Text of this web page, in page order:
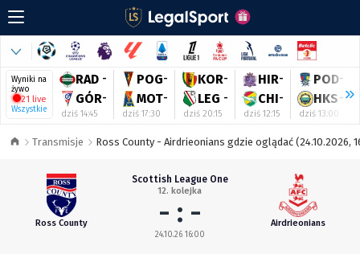
Wyniki na
żywo
21 live
Wszystkie
RAD -
GÓR-
dziś 14:45
POG-
MOT-
dziś 17:30
KOR-
LEG -
dziś 20:15
HIR-
CHI-
dziś 12:15
POD-
HKS-
dziś 13:00
Transmisje Ross County - Airdrieonians gdzie oglądać (24.10.2026,
Ross County
Scottish League One
12. kolejka
- : -
24.10.26 16:00
Airdrieonians